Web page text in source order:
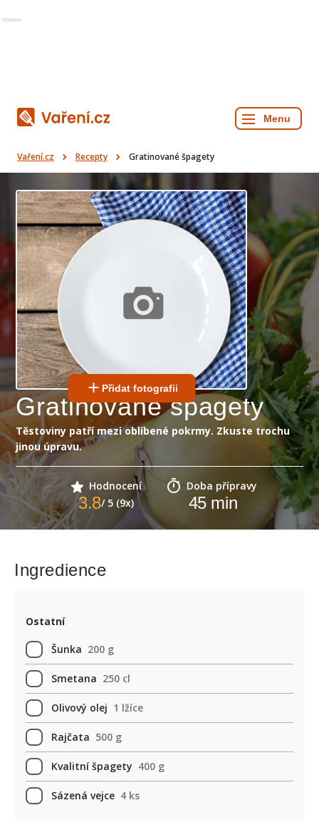
Reklama
Vaření.cz Recepty Gratinované špagety
Přidat fotografii
Gratinované špagety
Těstoviny patří mezi oblíbené pokrmy. Zkuste trochu
jinou úpravu.
Hodnocení
3.8/ 5 (9x)
Doba přípravy
45min
Ingredience
Ostatní
Šunka 200 g
Smetana 250 cl
Olivový olej 1 lžíce
Rajčata 500 g
Kvalitní špagety 400 g
Sázená vejce 4 ks